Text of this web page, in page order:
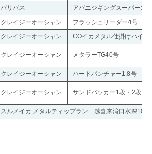
バリバス
アバニジギングスーパーコ
クレイジーオーシャン
フラッシュリーダー4号
クレイジーオーシャン
COイカメタル仕掛けハイテ
クレイジーオーシャン メタラーTG40号
クレイジーオーシャン
ハードパンチャー1.8号
クレイジーオーシャン サンドバッカー1段・2段
スルメイカ:メタルティップラン 越喜来湾口水深